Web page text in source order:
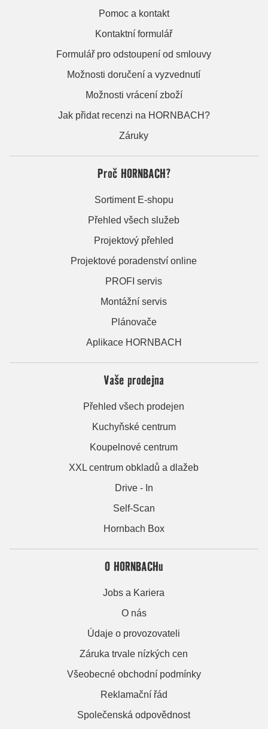
Pomoc a kontakt
Kontaktní formulář
Formulář pro odstoupení od smlouvy
Možnosti doručení a vyzvednutí
Možnosti vrácení zboží
Jak přidat recenzi na HORNBACH?
Záruky
Proč HORNBACH?
Sortiment E-shopu
Přehled všech služeb
Projektový přehled
Projektové poradenství online
PROFI servis
Montážní servis
Plánovače
Aplikace HORNBACH
Vaše prodejna
Přehled všech prodejen
Kuchyňské centrum
Koupelnové centrum
XXL centrum obkladů a dlažeb
Drive - In
Self-Scan
Hornbach Box
O HORNBACHu
Jobs a Kariera
O nás
Údaje o provozovateli
Záruka trvale nízkých cen
Všeobecné obchodní podmínky
Reklamační řád
Společenská odpovědnost